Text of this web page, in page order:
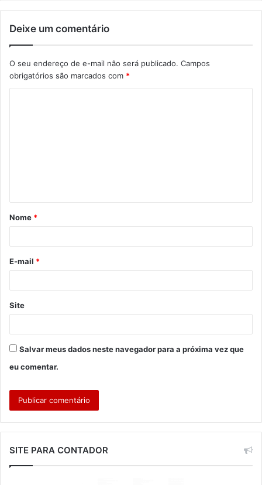
Deixe um comentário
O seu endereço de e-mail não será publicado. Campos
obrigatórios são marcados com *
á
r
*
Nome *
E-mail *
Site
Salvar meus dados neste navegador para a próxima vez que
eu comentar.
SITE PARA CONTADOR